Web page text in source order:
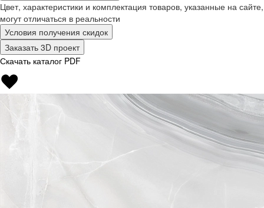
Цвет, характеристики и комплектация товаров, указанные на сайте,
могут отличаться в реальности
Условия получения скидок
Заказать 3D проект
Скачать каталог PDF